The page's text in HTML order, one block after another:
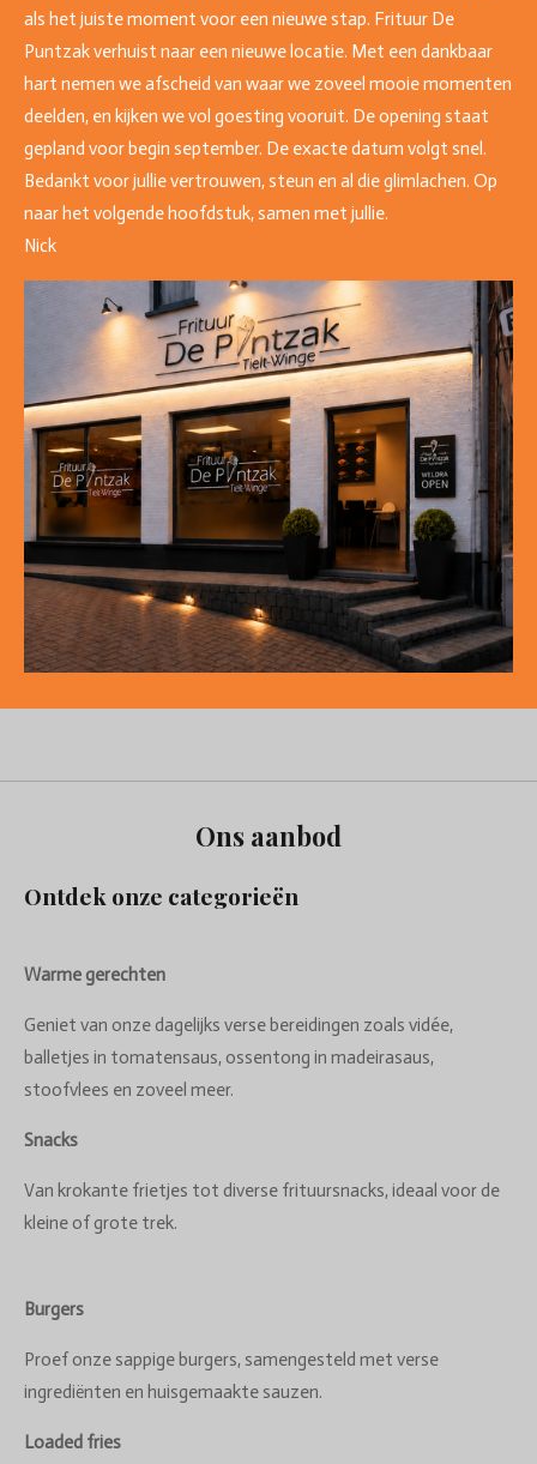
als het juiste moment voor een nieuwe stap. Frituur De
Puntzak verhuist naar een nieuwe locatie. Met een dankbaar
hart nemen we afscheid van waar we zoveel mooie momenten
deelden, en kijken we vol goesting vooruit. De opening staat
gepland voor begin september. De exacte datum volgt snel.
Bedankt voor jullie vertrouwen, steun en al die glimlachen. Op
naar het volgende hoofdstuk, samen met jullie.
Nick
Ons aanbod
Ontdek onze categorieën
Warme gerechten
Geniet van onze dagelijks verse bereidingen zoals vidée,
balletjes in tomatensaus, ossentong in madeirasaus,
stoofvlees en zoveel meer.
Snacks
Van krokante frietjes tot diverse frituursnacks, ideaal voor de
kleine of grote trek.
Burgers
Proef onze sappige burgers, samengesteld met verse
ingrediënten en huisgemaakte sauzen.
Loaded fries